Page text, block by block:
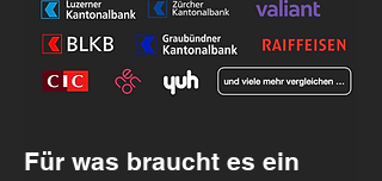
Für was braucht es ein